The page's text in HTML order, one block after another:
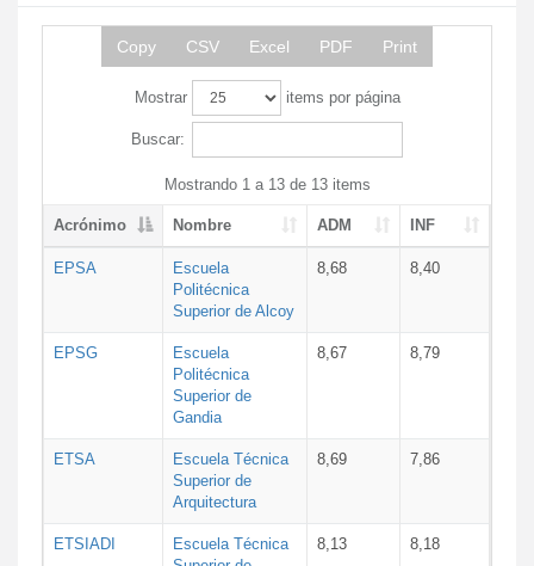
Copy CSV Excel PDF Print
Mostrar items por página
Buscar:
Mostrando 1 a 13 de 13 items
Acrónimo Nombre ADM INF
EPSA
Escuela
Politécnica
Superior de Alcoy
8,68 8,40
EPSG
Escuela
Politécnica
Superior de
Gandia
8,67 8,79
ETSA
Escuela Técnica
Superior de
Arquitectura
8,69 7,86
ETSIADI
Escuela Técnica
8,13 8,18